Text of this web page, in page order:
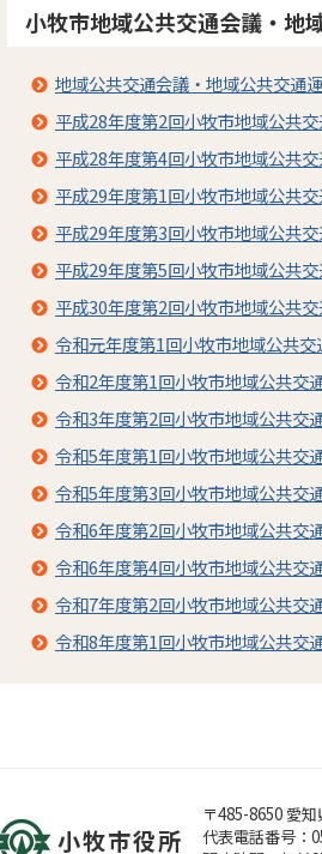
小牧市地域公共交通会議・地
地域公共交通会議・地域公共交通
平成28年度第2回小牧市地域公共
平成28年度第4回小牧市地域公共
平成29年度第1回小牧市地域公共
平成29年度第3回小牧市地域公共
平成29年度第5回小牧市地域公共
平成30年度第2回小牧市地域公共
令和元年度第1回小牧市地域公共交
令和2年度第1回小牧市地域公共交
令和3年度第2回小牧市地域公共交
令和5年度第1回小牧市地域公共交
令和5年度第3回小牧市地域公共交
令和6年度第2回小牧市地域公共交
令和6年度第4回小牧市地域公共交
令和7年度第2回小牧市地域公共交
令和8年度第1回小牧市地域公共交
小牧市役所
〒485-8650 愛
代表電話番号：